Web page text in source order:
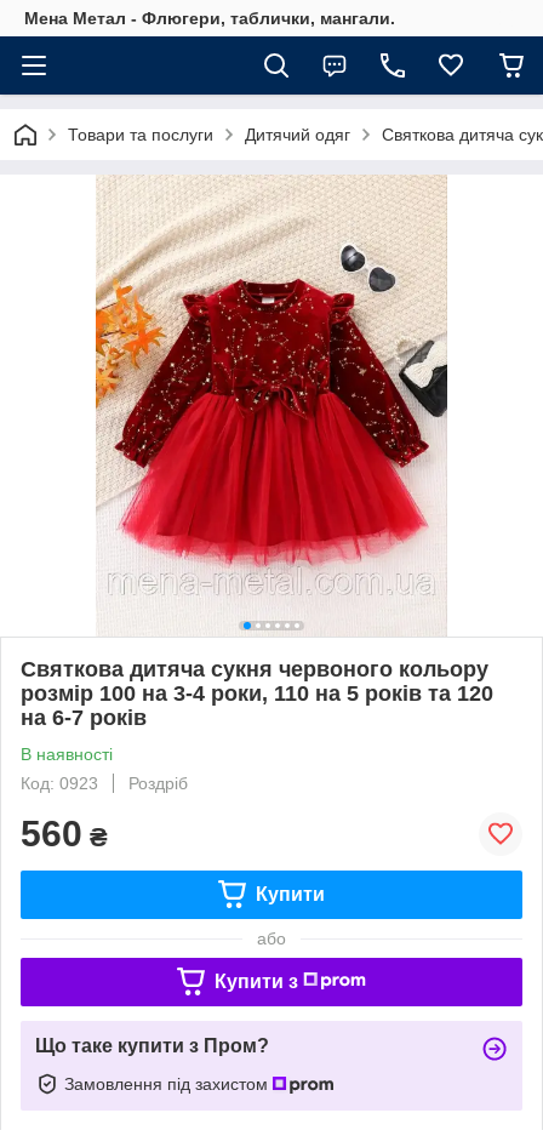
Мена Метал - Флюгери, таблички, мангали.
Товари та послуги Дитячий одяг Святкова дитяча
Святкова дитяча сукня червоного кольору
розмір 100 на 3-4 роки, 110 на 5 років та 120
на 6-7 років
В наявності
Код: 0923
Роздріб
560 ₴
Купити
або
Купити з
Що таке купити з Пром?
Замовлення під захистом